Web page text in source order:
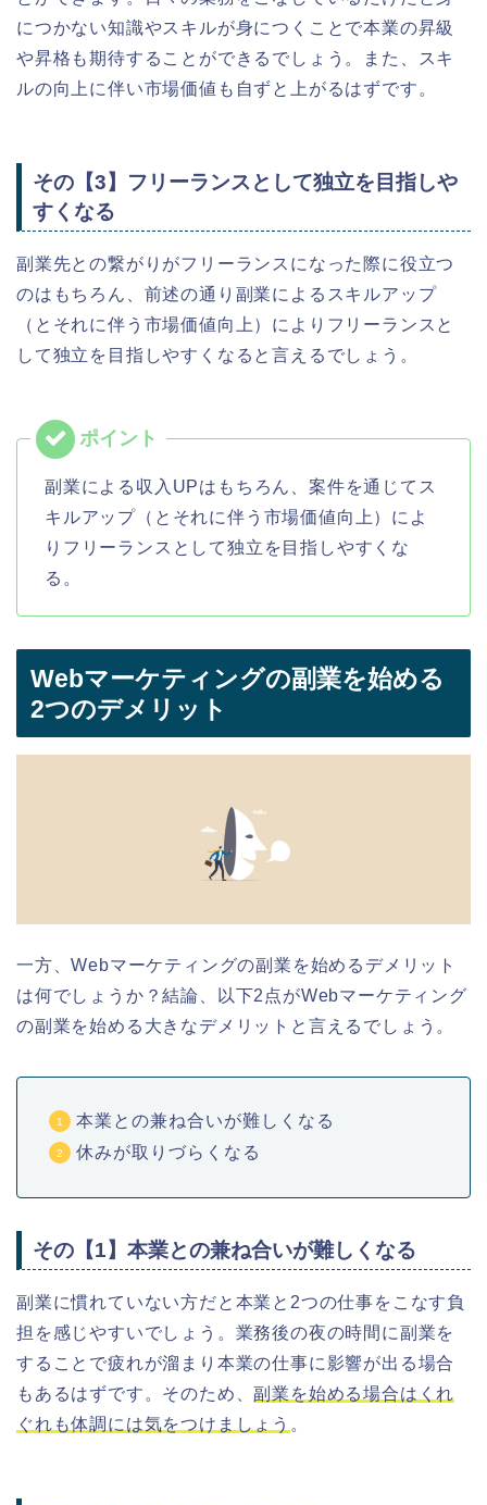
につかない知識やスキルが身につくことで本業の昇級
や昇格も期待することができるでしょう。また、スキ
ルの向上に伴い市場価値も自ずと上がるはずです。
その【3】フリーランスとして独立を目指しや
すくなる
副業先との繋がりがフリーランスになった際に役立つ
のはもちろん、前述の通り副業によるスキルアップ
（とそれに伴う市場価値向上）によりフリーランスと
して独立を目指しやすくなると言えるでしょう。
副業による収入UPはもちろん、案件を通じてス
キルアップ（とそれに伴う市場価値向上）によ
りフリーランスとして独立を目指しやすくな
る。
Webマーケティングの副業を始める
2つのデメリット
一方、Webマーケティングの副業を始めるデメリット
は何でしょうか？結論、以下2点がWebマーケティング
の副業を始める大きなデメリットと言えるでしょう。
本業との兼ね合いが難しくなる
休みが取りづらくなる
その【1】本業との兼ね合いが難しくなる
副業に慣れていない方だと本業と2つの仕事をこなす負
担を感じやすいでしょう。業務後の夜の時間に副業を
することで疲れが溜まり本業の仕事に影響が出る場合
もあるはずです。そのため、副業を始める場合はくれ
ぐれも体調には気をつけましょう 。